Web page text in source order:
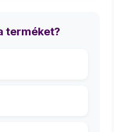
terméket?